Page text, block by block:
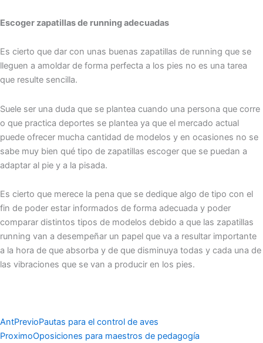
Escoger zapatillas de running adecuadas
Es cierto que dar con unas buenas zapatillas de running que se
lleguen a amoldar de forma perfecta a los pies no es una tarea
que resulte sencilla.
Suele ser una duda que se plantea cuando una persona que corre
o que practica deportes se plantea ya que el mercado actual
puede ofrecer mucha cantidad de modelos y en ocasiones no se
sabe muy bien qué tipo de zapatillas escoger que se puedan a
adaptar al pie y a la pisada.
Es cierto que merece la pena que se dedique algo de tipo con el
fin de poder estar informados de forma adecuada y poder
comparar distintos tipos de modelos debido a que las zapatillas
running van a desempeñar un papel que va a resultar importante
a la hora de que absorba y de que disminuya todas y cada una de
las vibraciones que se van a producir en los pies.
AntPrevioPautas para el control de aves
ProximoOposiciones para maestros de pedagogía